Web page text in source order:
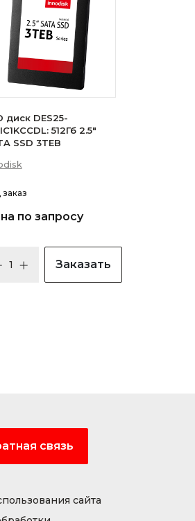
диск DES25-
512Гб 2.5"
SSD 3TEB
по запросу
Заказать
связь
сайта